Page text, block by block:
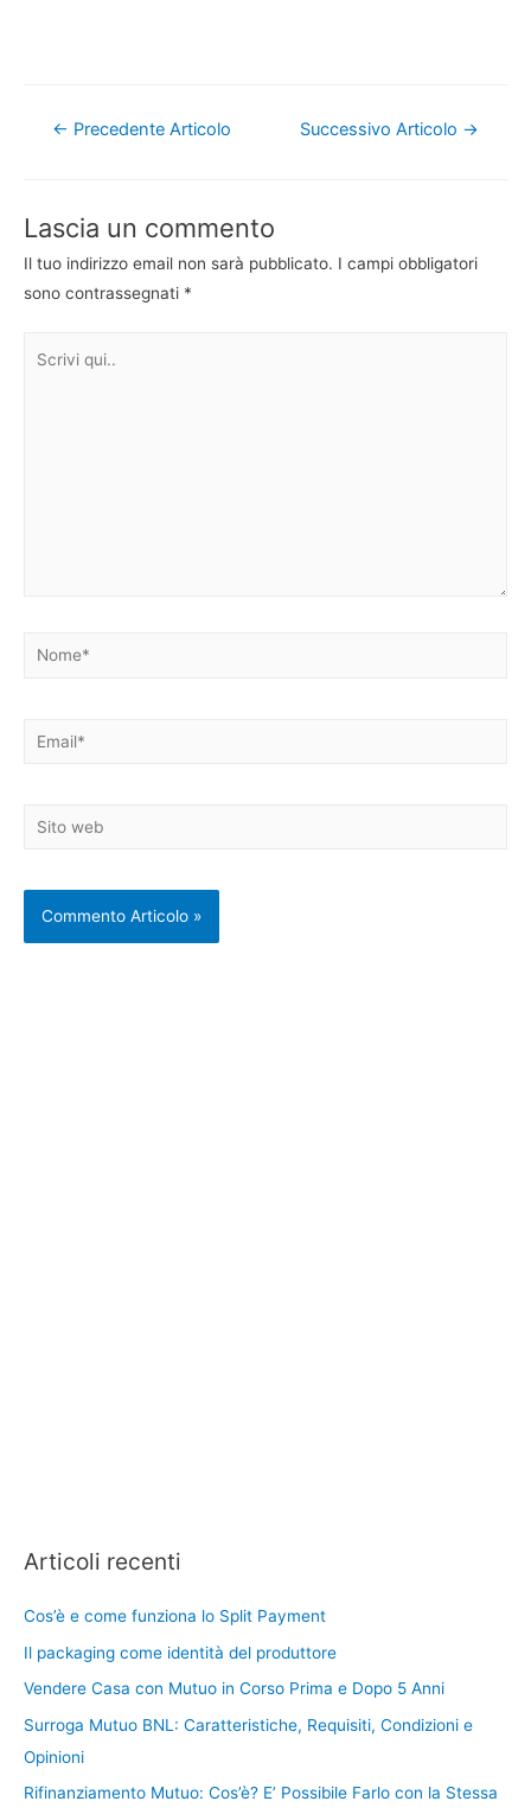
Navigazione
← Precedente Articolo Successivo Articolo →
Lascia un commento
Il tuo indirizzo email non sarà pubblicato. I campi obbligatori
sono contrassegnati *
Nome*
Email*
Sito
Articoli recenti
Cos’è e come funziona lo Split Payment
Il packaging come identità del produttore
Vendere Casa con Mutuo in Corso Prima e Dopo 5 Anni
Surroga Mutuo BNL: Caratteristiche, Requisiti, Condizioni e
Opinioni
Rifinanziamento Mutuo: Cos’è? E’ Possibile Farlo con la Stessa